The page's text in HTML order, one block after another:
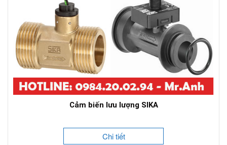
Cảm biến lưu lượng SIKA
Chi tiết